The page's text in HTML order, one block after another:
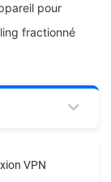
pour
fractionné
VPN